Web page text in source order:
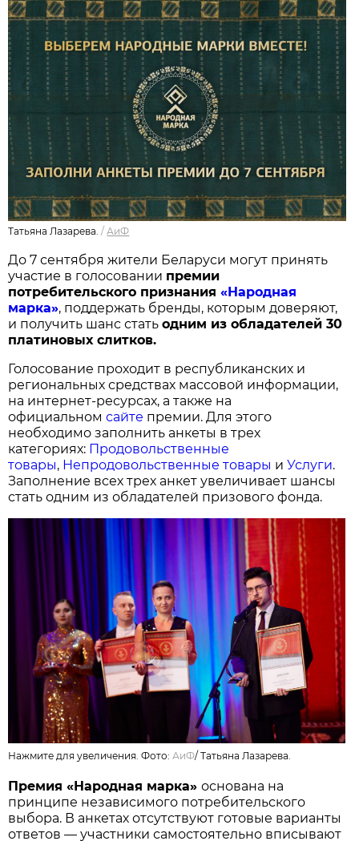
Татьяна Лазарева. /АиФ
До 7 сентября жители Беларуси могут принять
участие в голосовании премии
потребительского признания«Народная
марка», поддержать бренды, которым доверяют,
и получить шанс статьодним из обладателей 30
платиновых слитков.
Голосование проходит в республиканских и
региональных средствах массовой информации,
на интернет-ресурсах, а также на
официальномсайте премии. Для этого
необходимо заполнить анкеты в трех
категориях: Продовольственные
товары, Непродовольственные товары иУслуги.
Заполнение всех трех анкет увеличивает шансы
стать одним из обладателей призового фонда.
Нажмите для увеличения. Фото:АиФ/Татьяна Лазарева.
Премия «Народная марка»основана на
принципе независимого потребительского
выбора. В анкетах отсутствуют готовые варианты
ответов — участники самостоятельно вписывают